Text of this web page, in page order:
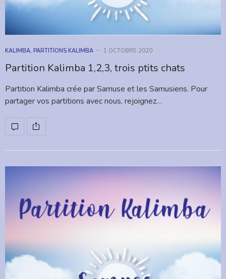
KALIMBA, PARTITIONS KALIMBA 1 OCTOBRE 2020
Partition Kalimba 1,2,3, trois ptits chats
Partition Kalimba crée par Samuse et les Samusiens. Pour
partager vos partitions avec nous, rejoignez…